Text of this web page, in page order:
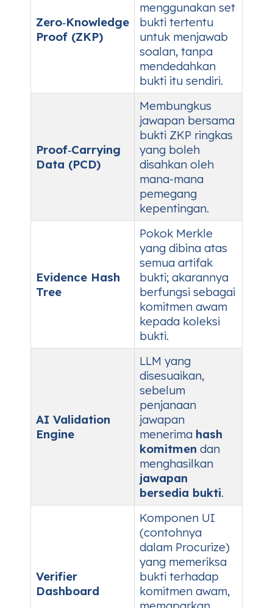
Zero‑Knowledge
Proof (ZKP)
menggunakan set
bukti tertentu
untuk menjawab
soalan, tanpa
mendedahkan
bukti itu sendiri.
Proof‑Carrying
Data (PCD)
Membungkus
jawapan bersama
bukti ZKP ringkas
yang boleh
disahkan oleh
mana-mana
pemegang
kepentingan.
Evidence Hash
Tree
Pokok Merkle
yang dibina atas
semua artifak
bukti; akarannya
berfungsi sebagai
komitmen awam
kepada koleksi
bukti.
AI Validation
Engine
LLM yang
disesuaikan,
sebelum
penjanaan
jawapan
menerima hash
komitmen dan
menghasilkan
jawapan
bersedia bukti.
Verifier
Dashboard
Komponen UI
(contohnya
dalam Procurize)
yang memeriksa
bukti terhadap
komitmen awam,